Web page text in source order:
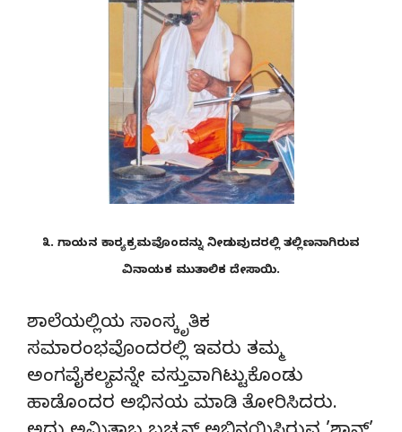
೩. ಗಾಯನ ಕಾರ್‍ಯಕ್ರಮವೊಂದನ್ನು ನೀಡುವುದರಲ್ಲಿ ತಲ್ಲಿಣನಾಗಿರುವ
ವಿನಾಯಕ ಮುತಾಲಿಕ ದೇಸಾಯಿ.
ಶಾಲೆಯಲ್ಲಿಯ ಸಾಂಸ್ಕೃತಿಕ
ಸಮಾರಂಭವೊಂದರಲ್ಲಿ ಇವರು ತಮ್ಮ
ಅಂಗವೈಕಲ್ಯವನ್ನೇ ವಸ್ತುವಾಗಿಟ್ಟುಕೊಂಡು
ಹಾಡೊಂದರ ಅಭಿನಯ ಮಾಡಿ ತೋರಿಸಿದರು.